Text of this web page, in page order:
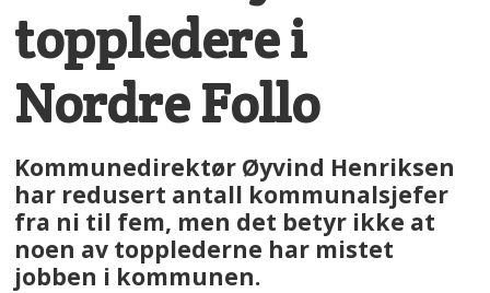
toppledere i
Nordre Follo
Kommunedirektør Øyvind Henriksen
har redusert antall kommunalsjefer
fra ni til fem, men det betyr ikke at
noen av topplederne har mistet
jobben i kommunen.